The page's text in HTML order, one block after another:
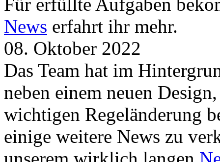
News erfahrt ihr mehr.
08. Oktober 2022
Das Team hat im
neben einem neuen
wichtigen Regeländerung
einige weitere News zu